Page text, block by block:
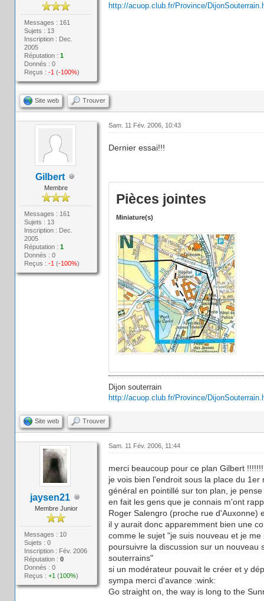
Messages : 161
Sujets : 13
Inscription : Dec.
2005
Réputation :1
Donnés : 0
Reçus :-1 (-100%)
http://acuop.club.fr/Province/
Site web Trouver
Gilbert
Membre
Messages : 161
Sujets : 13
Inscription : Dec.
2005
Réputation :1
Donnés : 0
Reçus :-1 (-100%)
Sam. 11 Fév. 2006, 10:43
Dernier essai!!!
Pièces jointes
Miniature(s)
Dijon souterrain
http://acuop.club.fr/Province/
Site web Trouver
jaysen21
Membre Junior
Messages : 10
Sujets : 0
Inscription : Fév. 2006
Réputation :0
Donnés : 0
Reçus :+1 (100%)
Sam. 11 Fév. 2006, 11:44
merci beaucoup pour ce plan Gilbert !!!!!!!
je vois bien l'endroit sous la place du
général en pointillé sur ton plan, je
en fait les gens que je connais m'ont
Roger Salengro (proche rue
il y aurait donc apparemment bien une
comme le sujet "je suis nouveau et je
poursuivre la discussion sur un
souterrains"
si un modérateur pouvait le créer et y
sympa merci d'avance :wink:
Go straight on, the way is long to the